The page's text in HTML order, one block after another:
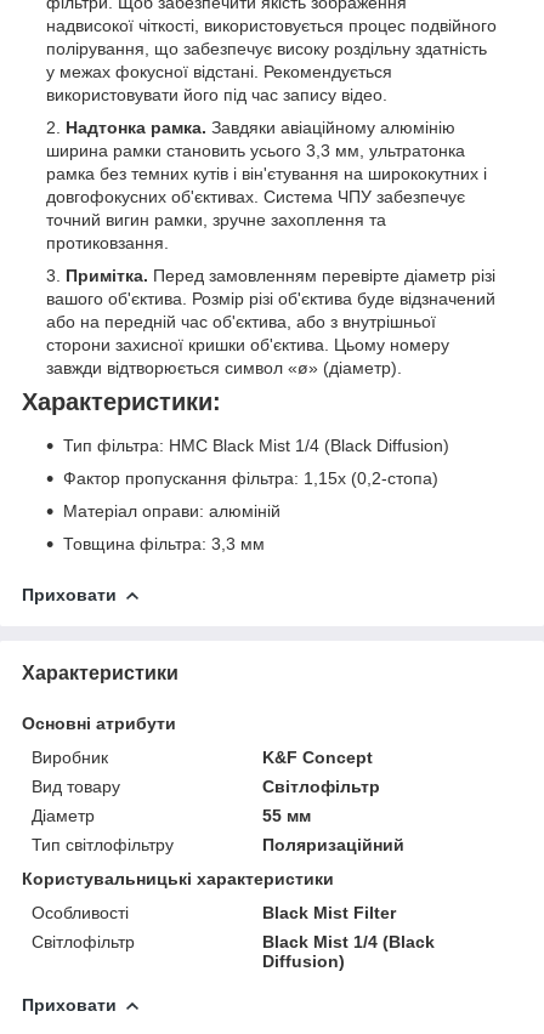
надвисокої чіткості, використовується процес подвійного
полірування, що забезпечує високу роздільну здатність
у межах фокусної відстані. Рекомендується
використовувати його під час запису відео.
Надтонка рамка. Завдяки авіаційному алюмінію
ширина рамки становить усього 3,3 мм, ультратонка
рамка без темних кутів і він'єтування на ширококутних і
довгофокусних об'єктивах. Система ЧПУ забезпечує
точний вигин рамки, зручне захоплення та
протиковзання.
Примітка. Перед замовленням перевірте діаметр різі
вашого об'єктива. Розмір різі об'єктива буде відзначений
або на передній час об'єктива, або з внутрішньої
сторони захисної кришки об'єктива. Цьому номеру
завжди відтворюється символ «ø» (діаметр).
Характеристики:
Тип фільтра: HMC Black Mist 1/4 (Black Diffusion)
Фактор пропускання фільтра: 1,15x (0,2-стопа)
Матеріал оправи: алюміній
Товщина фільтра: 3,3 мм
Приховати
Характеристики
Основні атрибути
Виробник
K&F Concept
Вид товару
Світлофільтр
Діаметр
55 мм
Тип світлофільтру
Поляризаційний
Користувальницькі характеристики
Особливості
Black Mist Filter
Світлофільтр
Black Mist 1/4 (Black
Diffusion)
Приховати